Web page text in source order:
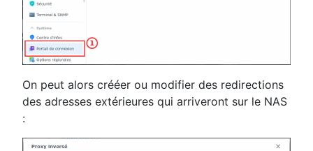
On peut alors crééer ou modifier des redirections
des adresses extérieures qui arriveront sur le NAS
: